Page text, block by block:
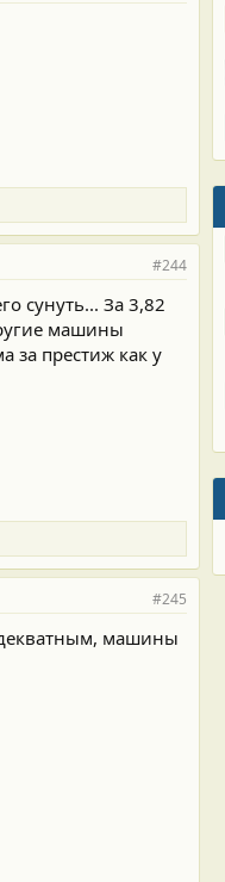
#244
сунуть... За 3,82
машины
за престиж как у
#245
машины